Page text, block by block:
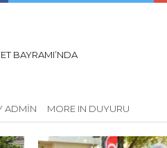
BAYRAMI’NDA
ADMIN MORE IN DUYURU